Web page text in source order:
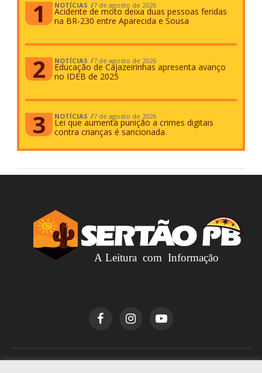
NOTÍCIAS 7 de agosto de 2026
Acidente de moto deixa duas pessoas feridas
na BR-230 entre Aparecida e Sousa
NOTÍCIAS 7 de agosto de 2026
Educação de Cajazeirinhas apresenta avanço
no IDEB de 2025
NOTÍCIAS 7 de agosto de 2026
Lei que aumenta punição a crimes digitais
contra crianças é sancionada